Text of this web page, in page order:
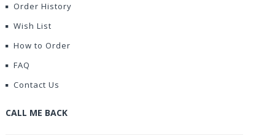
Order History
Wish List
How to Order
FAQ
Contact Us
CALL ME BACK